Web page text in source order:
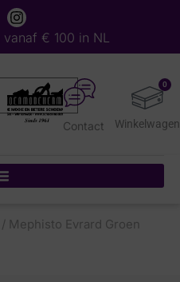
€ 100 in NL
0
Contact
/ Mephisto Evrard Groen